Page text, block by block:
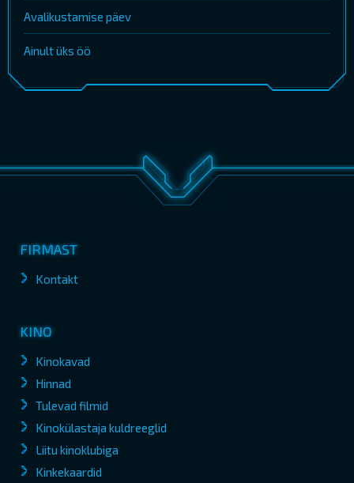
Avalikustamise päev
Ainult üks öö
FIRMAST
Kontakt
KINO
Kinokavad
Hinnad
Tulevad filmid
Kinokülastaja kuldreeglid
Liitu kinoklubiga
Kinkekaardid